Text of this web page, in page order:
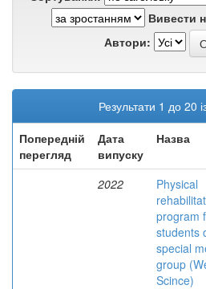
Вивести
Автори:
Результати 1 до 20
Попередній
перегляд
Дата
випуску
Назва
2022
Physical
program
students
special
group
Scince)